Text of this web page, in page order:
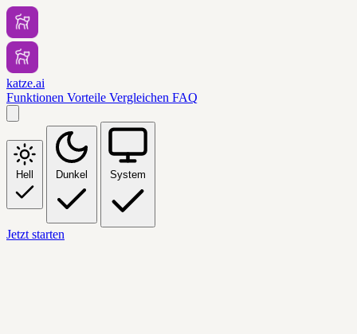
katze.ai
Funktionen Vorteile Vergleichen FAQ
Hell Dunkel System
Jetzt starten